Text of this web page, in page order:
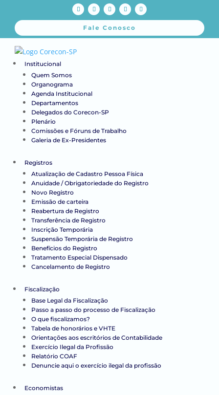
Fale Conosco
Institucional
Quem Somos
Organograma
Agenda Institucional
Departamentos
Delegados do Corecon-SP
Plenário
Comissões e Fóruns de Trabalho
Galeria de Ex-Presidentes
Registros
Atualização de Cadastro Pessoa Física
Anuidade / Obrigatoriedade do Registro
Novo Registro
Emissão de carteira
Reabertura de Registro
Transferência de Registro
Inscrição Temporária
Suspensão Temporária de Registro
Benefícios do Registro
Tratamento Especial Dispensado
Cancelamento de Registro
Fiscalização
Base Legal da Fiscalização
Passo a passo do processo de Fiscalização
O que fiscalizamos?
Tabela de honorários e VHTE
Orientações aos escritórios de Contabilidade
Exercício Ilegal da Profissão
Relatório COAF
Denuncie aqui o exercício ilegal da profissão
Economistas